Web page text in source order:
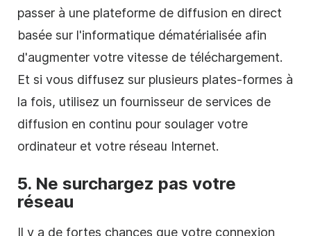
passer à une plateforme de diffusion en direct
basée sur l'informatique dématérialisée afin
d'augmenter votre vitesse de téléchargement.
Et si vous diffusez sur plusieurs plates-formes à
la fois, utilisez un fournisseur de services de
diffusion en continu pour soulager votre
ordinateur et votre réseau Internet.
5. Ne surchargez pas votre
réseau
Il y a de fortes chances que votre connexion